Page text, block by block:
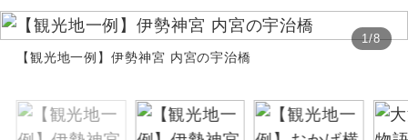
1/8
【観光地一例】伊勢神宮 内宮の宇治橋
絶景スポットに立ち寄るコースです。
温泉 温泉地にも宿泊するコースです。
露天風呂
ご宿泊ホテルに露天風呂が付いていま
す。
ります。
お申し込みの最後にクレジットカード決済を
していただき、決済手続き完了をもちまし